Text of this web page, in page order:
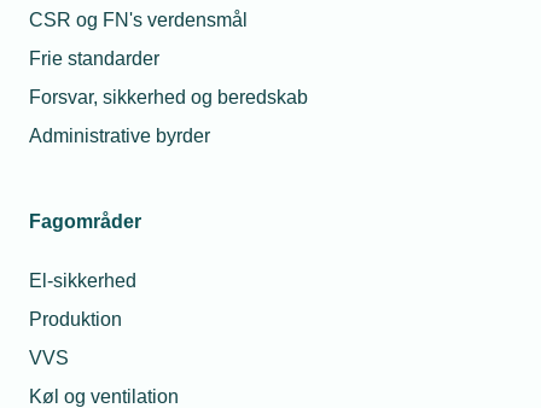
CSR og FN's verdensmål
Frie standarder
Forsvar, sikkerhed og beredskab
Administrative byrder
Fagområder
El-sikkerhed
Produktion
VVS
Køl og ventilation